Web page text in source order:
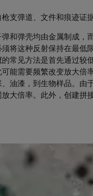
支弹道、文件和痕迹证
和弹壳均由金属制成，
将这种反射保持在最低
的常见方法是首先通过较
能需要频繁改变放大倍率
油漆，到生物样品。由
大倍率。此外，创建拼